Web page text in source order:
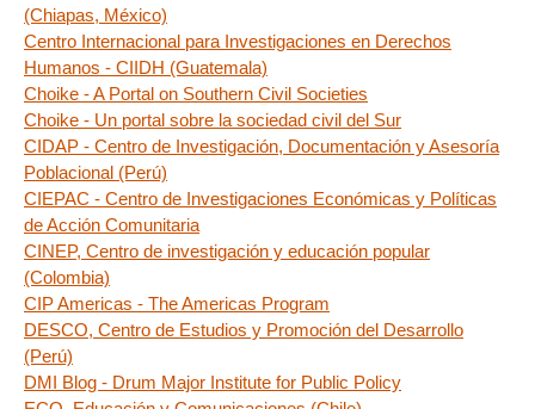
(Chiapas, México)
Centro Internacional para Investigaciones en Derechos
Humanos - CIIDH (Guatemala)
Choike - A Portal on Southern Civil Societies
Choike - Un portal sobre la sociedad civil del Sur
CIDAP - Centro de Investigación, Documentación y Asesoría
Poblacional (Perú)
CIEPAC - Centro de Investigaciones Económicas y Políticas
de Acción Comunitaria
CINEP, Centro de investigación y educación popular
(Colombia)
CIP Americas - The Americas Program
DESCO, Centro de Estudios y Promoción del Desarrollo
(Perú)
DMI Blog - Drum Major Institute for Public Policy